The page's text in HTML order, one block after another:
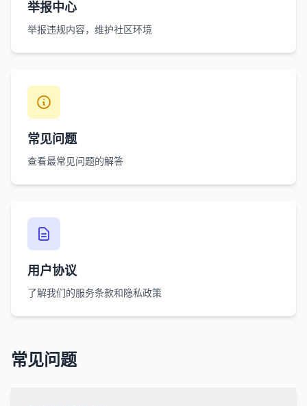
举报中心
举报违规内容，维护社区环境
常见问题
查看最常见问题的解答
用户协议
了解我们的服务条款和隐私政策
常见问题